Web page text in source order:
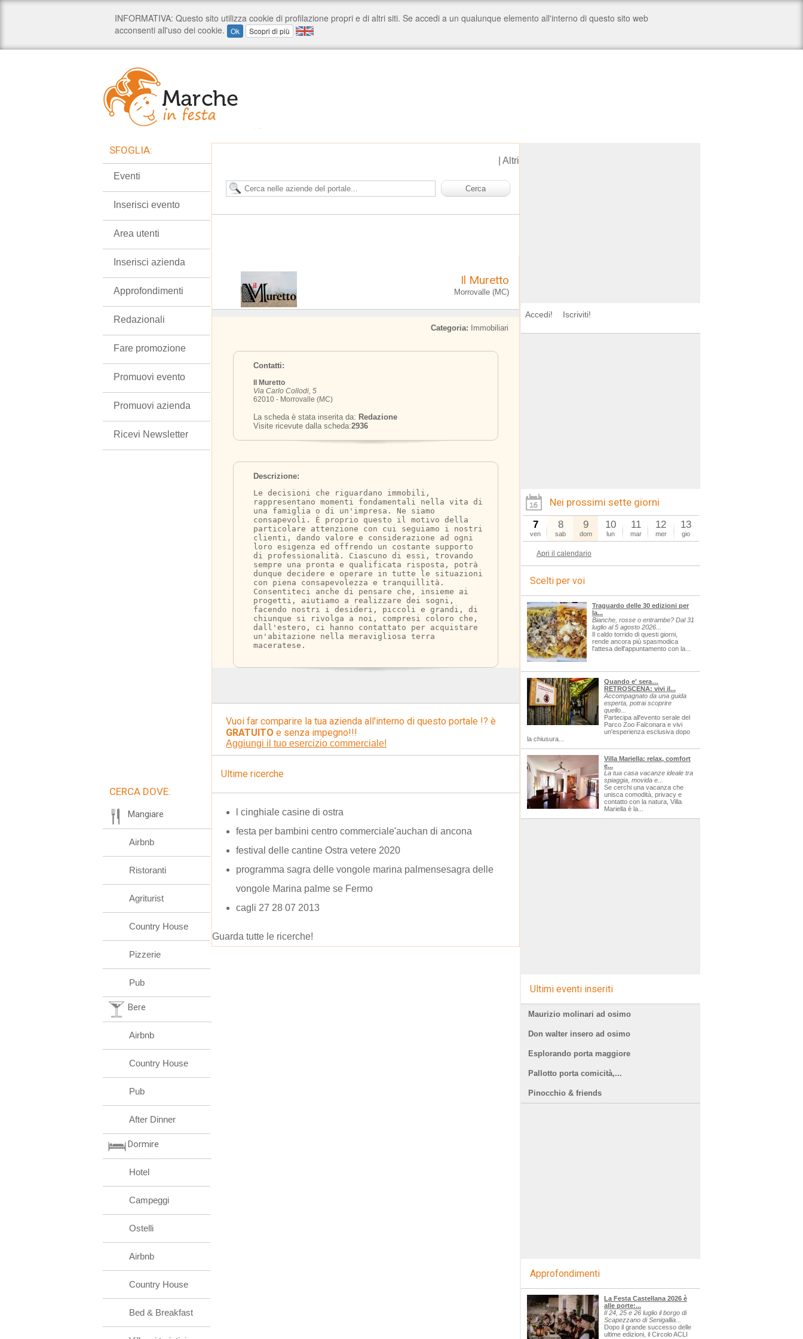
Altri
Il Muretto
Morrovalle (MC)
Categoria: Immobiliari
Contatti:
Il Muretto
Via Carlo Collodi, 5
62010 - Morrovalle (MC)
La scheda è stata inserita da: Redazione
Visite ricevute dalla scheda:2936
Descrizione:
Le decisioni che riguardano immobili,
rappresentano momenti fondamentali nella vita di
una famiglia o di un'impresa. Ne siamo
consapevoli. È proprio questo il motivo della
particolare attenzione con cui seguiamo i nostri
clienti, dando valore e considerazione ad ogni
loro esigenza ed offrendo un costante supporto
di professionalità. Ciascuno di essi, trovando
sempre una pronta e qualificata risposta, potrà
dunque decidere e operare in tutte le situazioni
con piena consapevolezza e tranquillità.
Consentiteci anche di pensare che, insieme ai
progetti, aiutiamo a realizzare dei sogni,
facendo nostri i desideri, piccoli e grandi, di
chiunque si rivolga a noi, compresi coloro che,
dall'estero, ci hanno contattato per acquistare
un'abitazione nella meravigliosa terra
maceratese.
Vuoi far comparire la tua azienda all'interno di questo portale !? è
GRATUITO e senza impegno!!!
Aggiungi il tuo esercizio commerciale!
Ultime ricerche
l cinghiale casine di ostra
festa per bambini centro commerciale'auchan di ancona
festival delle cantine Ostra vetere 2020
programma sagra delle vongole marina palmensesagra delle
vongole Marina palme se Fermo
cagli 27 28 07 2013
Guarda tutte le ricerche!
SFOGLIA:
Eventi
Inserisci evento
Area utenti
Inserisci azienda
Approfondimenti
Redazionali
Fare promozione
Promuovi evento
Promuovi azienda
Ricevi Newsletter
CERCA DOVE:
Mangiare
Airbnb
Ristoranti
Agriturist
Country House
Pizzerie
Pub
Bere
Airbnb
Country House
Pub
After Dinner
Dormire
Hotel
Campeggi
Ostelli
Airbnb
Country House
Bed & Breakfast
Accedi! Iscriviti!
Nei prossimi sette giorni
7
ven
8
sab
9
dom
10
lun
11
mar
12
mer
13
gio
Apri il calendario
Scelti per voi
Traguardo delle 30 edizioni per
la...
Bianche, rosse o entrambe? Dal 31
luglio al 5 agosto 2026...
Il caldo torrido di questi giorni,
rende ancora più spasmodica
l'attesa dell'appuntamento con la...
Quando e' sera…
RETROSCENA: vivi il...
Accompagnato da una guida
esperta, potrai scoprire
quello...
Partecipa all'evento serale del
Parco Zoo Falconara e vivi
un'esperienza esclusiva dopo
la chiusura...
Villa Mariella: relax, comfort
e...
La tua casa vacanze ideale tra
spiaggia, movida e...
Se cerchi una vacanza che
unisca comodità, privacy e
contatto con la natura, Villa
Mariella è la...
Ultimi eventi inseriti
Maurizio molinari ad osimo
Don walter insero ad osimo
Esplorando porta maggiore
Pallotto porta comicità,...
Pinocchio & friends
Approfondimenti
La Festa Castellana 2026 è
alle porte:...
Il 24, 25 e 26 luglio il borgo di
Scapezzano di Senigallia...
Dopo il grande successo delle
ultime edizioni, il Circolo ACLI